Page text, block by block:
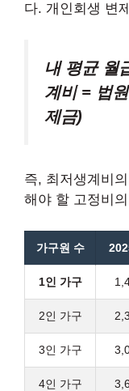
다. 개인회생 변
내 평균 월
계비 = 법
제금)
즉, 최저생계비
해야 할 고정비
가구원 수
1인 가구
2인 가구
3인 가구
4인 가구